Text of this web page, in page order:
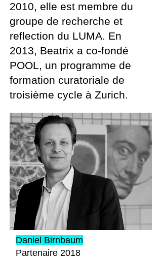
2010, elle est membre du
groupe de recherche et
reflection du LUMA. En
2013, Beatrix a co-fondé
POOL, un programme de
formation curatoriale de
troisième cycle à Zurich.
Daniel Birnbaum
Partenaire 2018